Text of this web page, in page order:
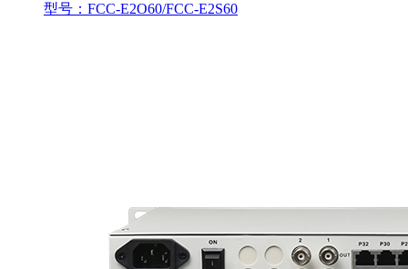
型号：FCC-E2O60/FCC-E2S60